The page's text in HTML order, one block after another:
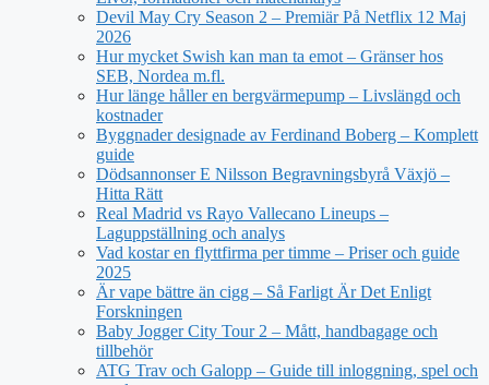
Devil May Cry Season 2 – Premiär På Netflix 12 Maj
2026
Hur mycket Swish kan man ta emot – Gränser hos
SEB, Nordea m.fl.
Hur länge håller en bergvärmepump – Livslängd och
kostnader
Byggnader designade av Ferdinand Boberg – Komplett
guide
Dödsannonser E Nilsson Begravningsbyrå Växjö –
Hitta Rätt
Real Madrid vs Rayo Vallecano Lineups –
Laguppställning och analys
Vad kostar en flyttfirma per timme – Priser och guide
2025
Är vape bättre än cigg – Så Farligt Är Det Enligt
Forskningen
Baby Jogger City Tour 2 – Mått, handbagage och
tillbehör
ATG Trav och Galopp – Guide till inloggning, spel och